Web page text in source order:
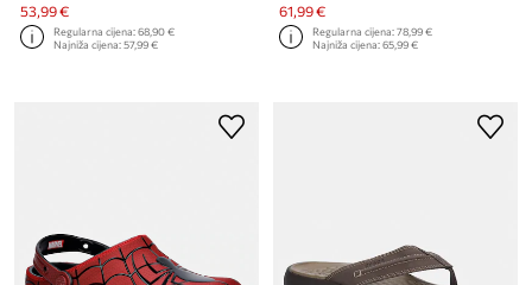
53,99 €
Regularna cijena:68,90 €
Najniža cijena:57,99 €
61,99 €
Regularna cijena:78,99 €
Najniža cijena:65,99 €